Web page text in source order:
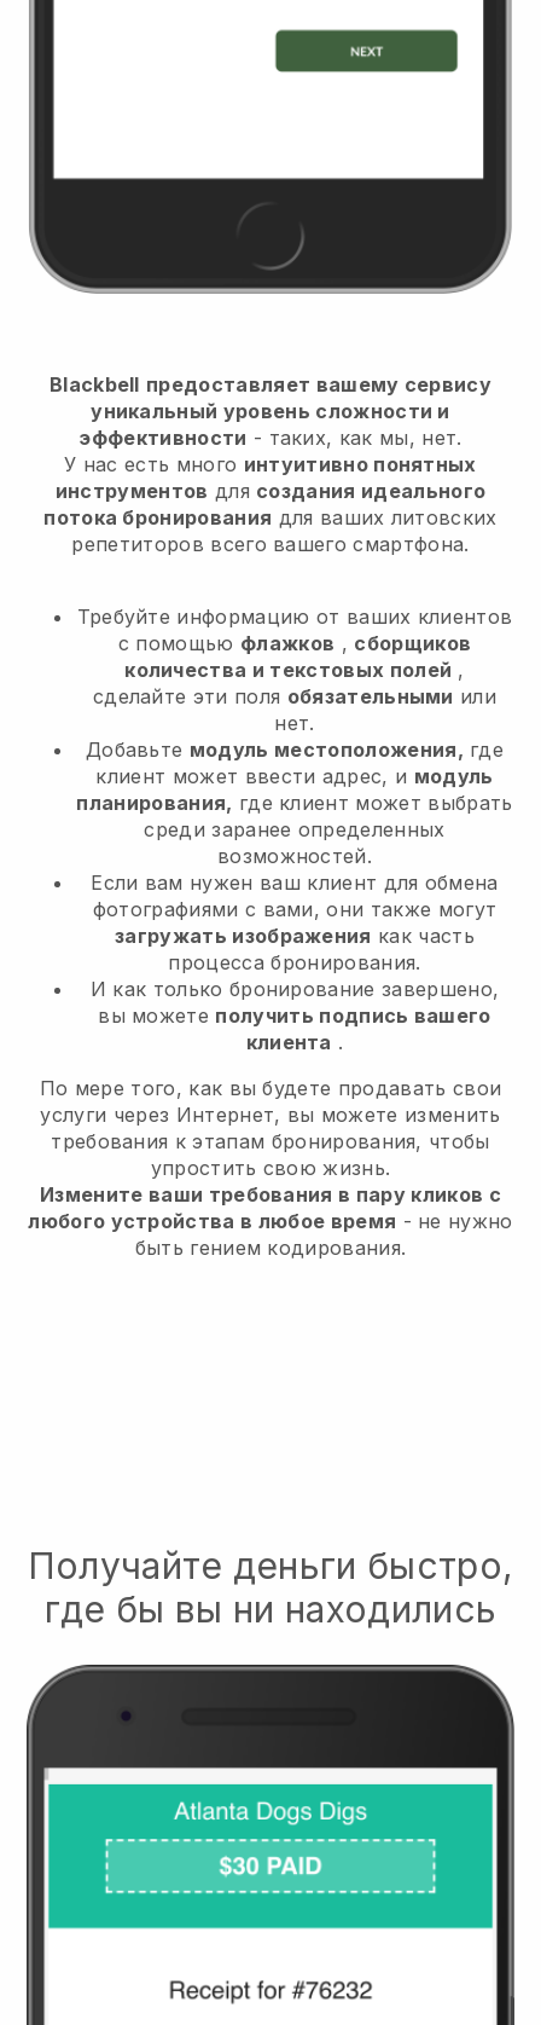
Blackbell предоставляет вашему сервису
уникальный уровень сложности и
эффективности - таких, как мы, нет.
У нас есть много интуитивно понятных
инструментов для создания идеального
потока бронирования для ваших литовских
репетиторов всего вашего смартфона.
Требуйте информацию от ваших клиентов
с помощью флажков , сборщиков
количества и текстовых полей ,
сделайте эти поля обязательными или
нет.
Добавьте модуль местоположения, где
клиент может ввести адрес, и модуль
планирования, где клиент может выбрать
среди заранее определенных
возможностей.
Если вам нужен ваш клиент для обмена
фотографиями с вами, они также могут
загружать изображения как часть
процесса бронирования.
И как только бронирование завершено,
вы можете получить подпись вашего
клиента .
По мере того, как вы будете продавать свои
услуги через Интернет, вы можете изменить
требования к этапам бронирования, чтобы
упростить свою жизнь.
Измените ваши требования в пару кликов с
любого устройства в любое время - не нужно
быть гением кодирования.
Получайте деньги быстро,
где бы вы ни находились